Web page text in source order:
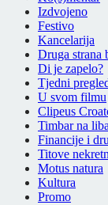
Izdvojeno
Festivo
Kancelarija
Druga strana
Di je zapelo?
Tjedni
U svom filmu
Clipeus
Timbar na
Financije i
Titove
Motus natura
Kultura
Promo